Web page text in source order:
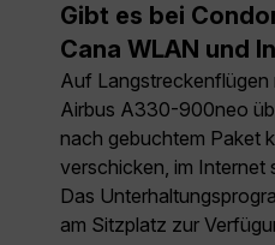
Gibt es bei
Cana WLAN und
Auf Langstreckenflügen
Airbus A330-900neo
nach gebuchtem Paket
verschicken, im Internet
Das
am Sitzplatz zur